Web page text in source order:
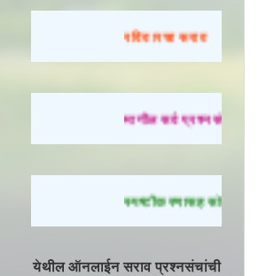
रविवारचा सराव
मागील सर्व प्रश्नसंच
स्पष्टीकरणासह सोडवलेले
येथील ऑनलाईन सराव प्रश्नसंचांची